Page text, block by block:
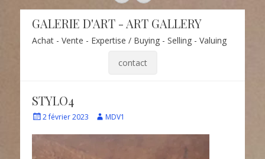
GALERIE D'ART - ART GALLERY
Achat - Vente - Expertise / Buying - Selling - Valuing
contact
STYLO4
Écrit2 février 2023 Auteur
MDV1